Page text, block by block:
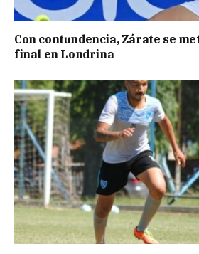
Con contundencia, Zárate se
final en Londrina